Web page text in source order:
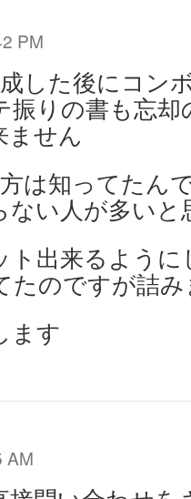
PM
した後にコン
振りの書も忘
ません
は知ってたん
ない人が多いと
ト出来るように
たのですが詰
ます
AM